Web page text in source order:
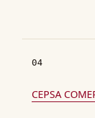
04
CEPSA